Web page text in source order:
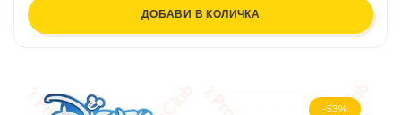
ДОБАВИ В КОЛИЧКА
-53%